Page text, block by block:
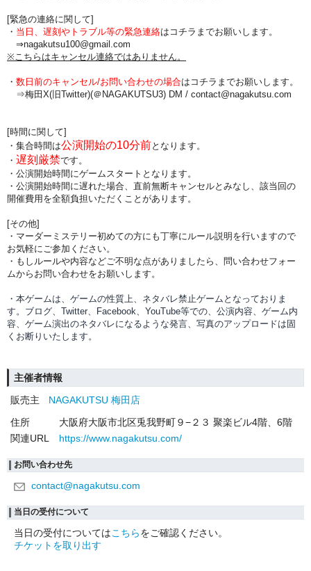
[緊急の連絡に関して]
・ 当日、遅刻やトラブル等の緊急連絡はコチラまでお願いします。
⇒nagakutsu100@gmail.com
※こちらはキャンセル連絡ではありません。
・ 数日前のキャンセル/お問い合わせの場合は コチラまでお願いします。
⇒梅田X(旧Twitter)(＠NAGAKUTSU3) DM / contact@nagakutsu.com
[時間に関して]
・集合時間は公演開始の10分前となります。
・ 遅刻厳禁です。
・公演開始時間にゲームスタートとなります。
・公演開始時間に遅れた場合、直前無断キャンセルとみなし、該当回の
開催費用を全額負担いただくことがあります。
[その他]
・マーダーミステリー初めての方にも丁寧にルール説明を行いますので
お気軽にご参加ください。
・もしルールや内容などご不明な点がありましたら、問い合わせフォー
ムからお問い合わせをお願いします。
・本ゲームは、ゲームの性質上、ネタバレ禁止ゲームとなっておりま
す。ブログ、Twitter、Facebook、YouTube等での、 公演内容、 ゲーム内
容、ゲーム演出のネタバレになるような発言、写真のアップロードは固
くお断りいたします。
主催者情報
販売主
NAGAKUTSU 梅田店
住所
大阪府大阪市北区兎我野町９−２３ 聚楽ビル4階、6階
関連URL
https://www.nagakutsu.com/
お問い合わせ先
contact@nagakutsu.com
当日の受付について
当日の受付についてはこちらをご確認ください。
チケットを取り出す